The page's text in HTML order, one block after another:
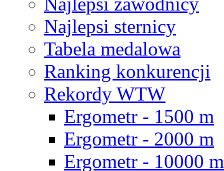
Najlepsi sternicy
Tabela medalowa
Ranking konkurencji
Rekordy WTW
Ergometr - 1500 m
Ergometr - 2000 m
Ergometr - 10000 m